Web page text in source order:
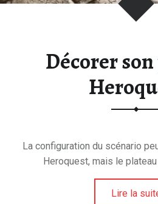
Décorer
La configuration du scénario
Heroquest, mais le
Lire la